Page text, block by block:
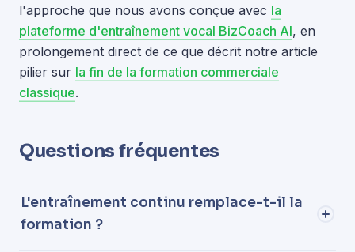
l'approche que nous avons conçue avec la
plateforme d'entraînement vocal BizCoach AI, en
prolongement direct de ce que décrit notre article
pilier sur la fin de la formation commerciale
classique.
Questions fréquentes
L'entraînement continu remplace-t-il la
formation ?